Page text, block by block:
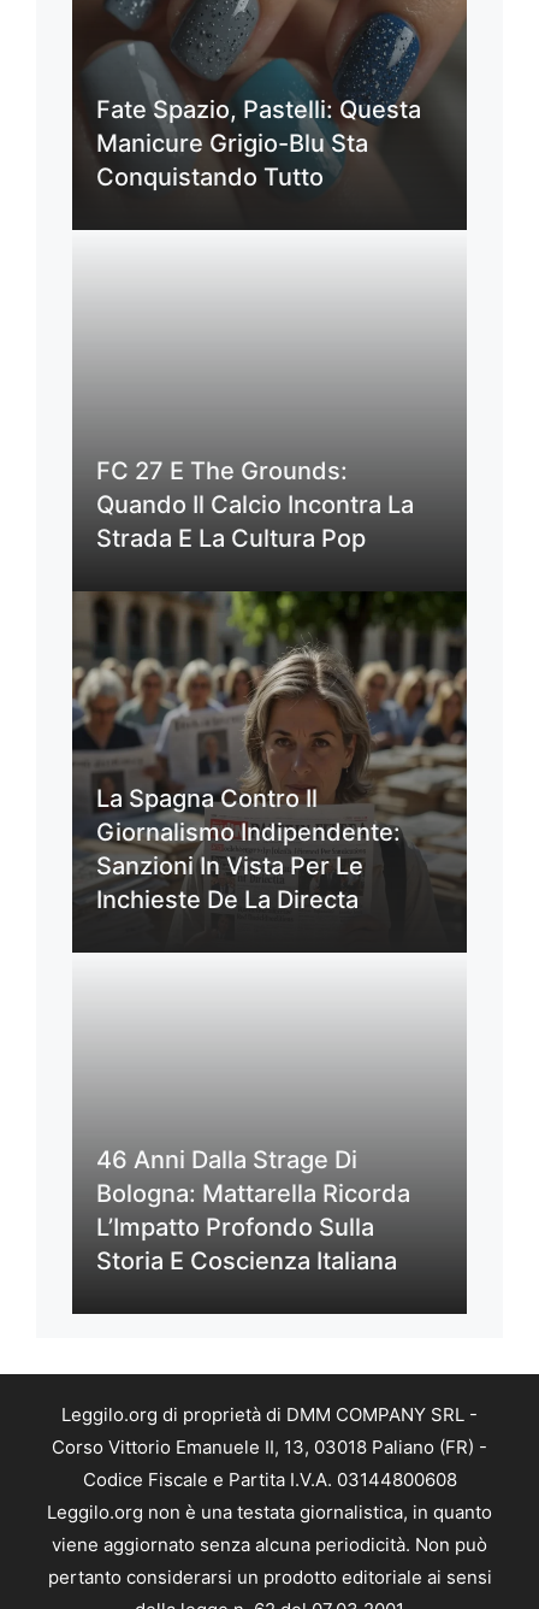
Fate Spazio, Pastelli: Questa
Manicure Grigio-Blu Sta
Conquistando Tutto
FC 27 E The Grounds:
Quando Il Calcio Incontra La
Strada E La Cultura Pop
La Spagna Contro Il
Giornalismo Indipendente:
Sanzioni In Vista Per Le
Inchieste De La Directa
46 Anni Dalla Strage Di
Bologna: Mattarella Ricorda
L’Impatto Profondo Sulla
Storia E Coscienza Italiana
Leggilo.org di proprietà di DMM COMPANY SRL -
Corso Vittorio Emanuele II, 13, 03018 Paliano (FR) -
Codice Fiscale e Partita I.V.A. 03144800608
Leggilo.org non è una testata giornalistica, in quanto
viene aggiornato senza alcuna periodicità. Non può
pertanto considerarsi un prodotto editoriale ai sensi